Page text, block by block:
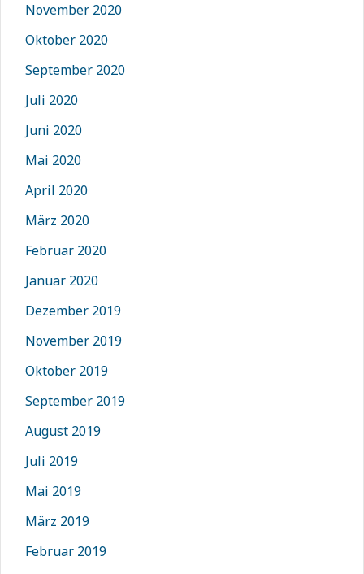
November 2020
Oktober 2020
September 2020
Juli 2020
Juni 2020
Mai 2020
April 2020
März 2020
Februar 2020
Januar 2020
Dezember 2019
November 2019
Oktober 2019
September 2019
August 2019
Juli 2019
Mai 2019
März 2019
Februar 2019